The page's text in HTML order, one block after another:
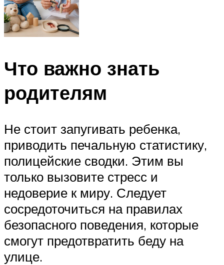
Что важно знать
родителям
Не стоит запугивать ребенка,
приводить печальную статистику,
полицейские сводки. Этим вы
только вызовите стресс и
недоверие к миру. Следует
сосредоточиться на правилах
безопасного поведения, которые
смогут предотвратить беду на
улице.